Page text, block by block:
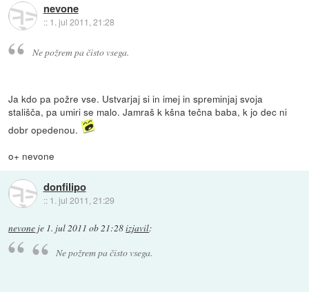
nevone
:: 1. jul 2011, 21:28
Ne požrem pa čisto vsega.
Ja kdo pa požre vse. Ustvarjaj si in imej in spreminjaj svoja
stališča, pa umiri se malo. Jamraš k kšna tečna baba, k jo dec ni
dobr opedenou.
o+ nevone
donfilipo
:: 1. jul 2011, 21:29
nevone je 1. jul 2011 ob 21:28izjavil:
Ne požrem pa čisto vsega.